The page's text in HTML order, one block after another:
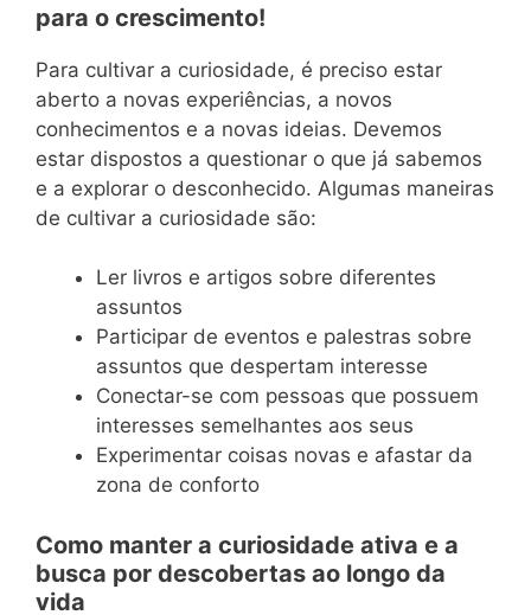
para o crescimento!
Para cultivar a curiosidade, é preciso estar
aberto a novas experiências, a novos
conhecimentos e a novas ideias. Devemos
estar dispostos a questionar o que já sabemos
e a explorar o desconhecido. Algumas maneiras
de cultivar a curiosidade são:
Ler livros e artigos sobre diferentes
assuntos
Participar de eventos e palestras sobre
assuntos que despertam interesse
Conectar-se com pessoas que possuem
interesses semelhantes aos seus
Experimentar coisas novas e afastar da
zona de conforto
Como manter a curiosidade ativa e a
busca por descobertas ao longo da
vida